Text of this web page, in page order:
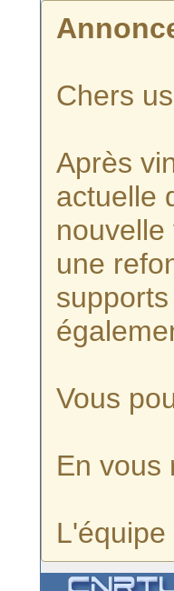
Chers
Après
actuelle
nouvelle
une
Vous
En vous